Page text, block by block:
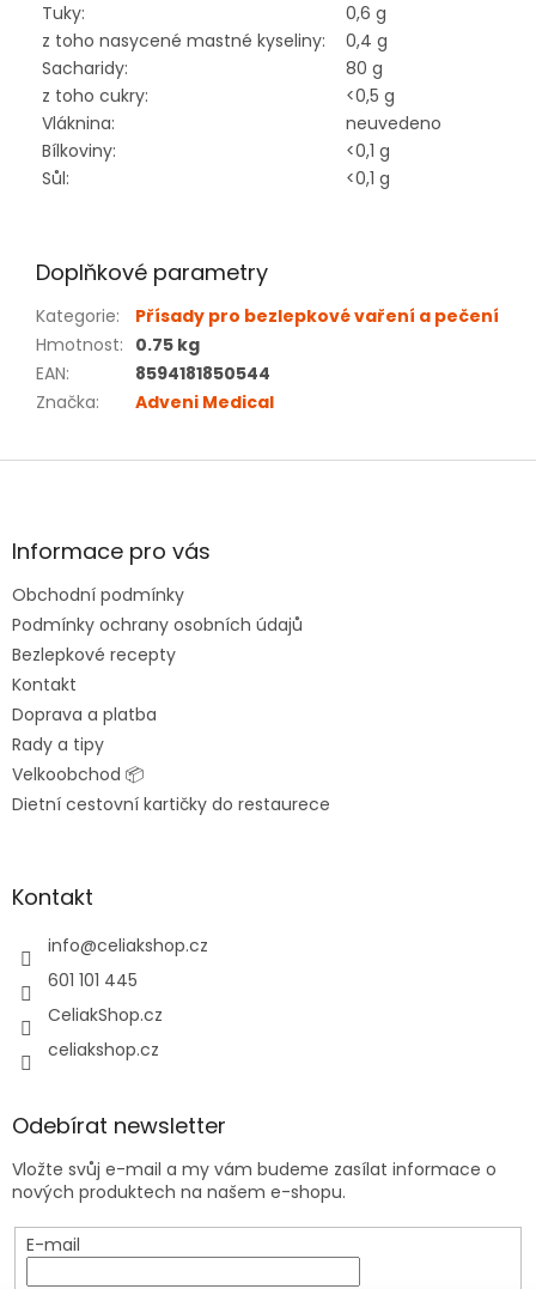
Tuky:
0,6 g
z toho nasycené mastné kyseliny:
0,4 g
Sacharidy:
80 g
z toho cukry:
<0,5 g
Vláknina:
neuvedeno
Bílkoviny:
<0,1 g
Sůl:
<0,1 g
Doplňkové parametry
Kategorie:
Přísady pro bezlepkové vaření a pečení
Hmotnost: 0.75 kg
EAN:
8594181850544
Značka: Adveni Medical
Z
aInformace pro vás
Obchodní podmínky
Podmínky ochrany osobních údajů
Bezlepkové recepty
Kontakt
Doprava a platba
Rady a tipy
Velkoobchod 📦
Dietní cestovní kartičky do restaurece
Kontakt
info@celiakshop.cz
601 101 445
CeliakShop.cz
celiakshop.cz
Odebírat newsletter
Vložte svůj e-mail a my vám budeme zasílat informace o
nových produktech na našem e-shopu.
E-mail